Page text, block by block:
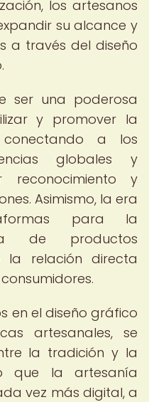
los artesanos
su alcance y
a través del diseño
ser una poderosa
y promover la
conectando a los
globales y
reconocimiento y
Asimismo, la era
para la
de productos
la relación directa
en el diseño gráfico
artesanales, se
la tradición y la
que la artesanía
vez más digital, a